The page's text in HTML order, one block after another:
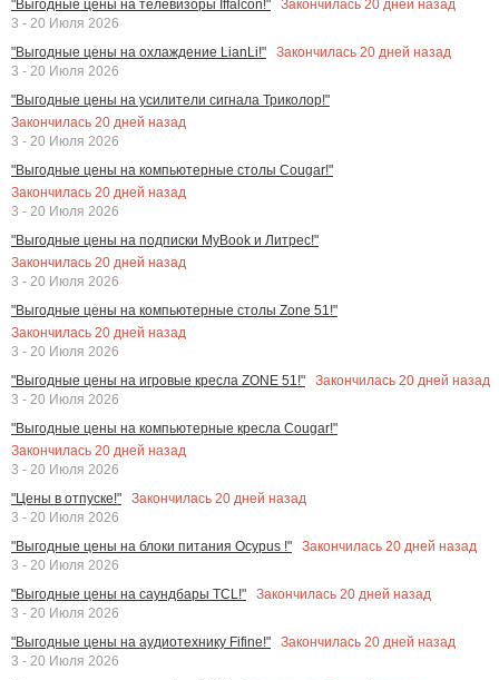
"Выгодные цены на телевизоры Iffalcon!" Закончилась 20 дней назад
3 - 20 Июля 2026
"Выгодные цены на охлаждение LianLi!"
Закончилась 20 дней назад
3 - 20 Июля 2026
"Выгодные цены на усилители сигнала Триколор!"
Закончилась 20 дней назад
3 - 20 Июля 2026
"Выгодные цены на компьютерные столы Cougar!"
Закончилась 20 дней назад
3 - 20 Июля 2026
"Выгодные цены на подписки MyBook и Литрес!"
Закончилась 20 дней назад
3 - 20 Июля 2026
"Выгодные цены на компьютерные столы Zone 51!"
Закончилась 20 дней назад
3 - 20 Июля 2026
"Выгодные цены на игровые кресла ZONE 51!"
Закончилась 20 дней назад
3 - 20 Июля 2026
"Выгодные цены на компьютерные кресла Cougar!"
Закончилась 20 дней назад
3 - 20 Июля 2026
"Цены в отпуске!"
Закончилась 20 дней назад
3 - 20 Июля 2026
"Выгодные цены на блоки питания Ocypus !"
Закончилась 20 дней назад
3 - 20 Июля 2026
"Выгодные цены на саундбары TCL!"
Закончилась 20 дней назад
3 - 20 Июля 2026
"Выгодные цены на аудиотехнику Fifine!"
Закончилась 20 дней назад
3 - 20 Июля 2026